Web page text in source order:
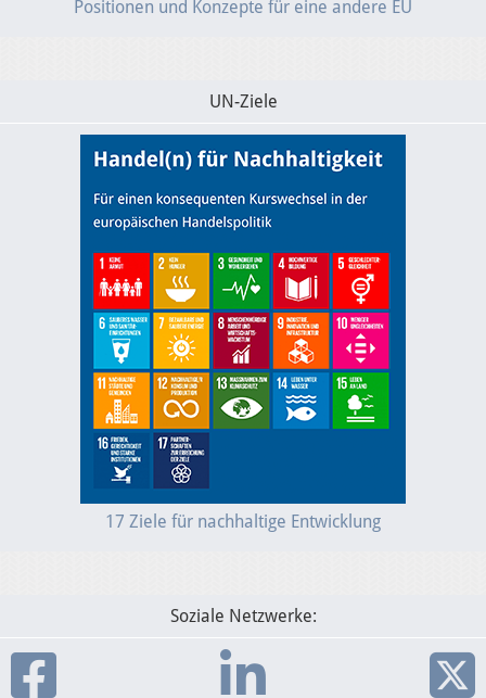
Positionen und Konzepte für eine andere EU
UN-Ziele
17 Ziele für nachhaltige Entwicklung
Soziale Netzwerke: